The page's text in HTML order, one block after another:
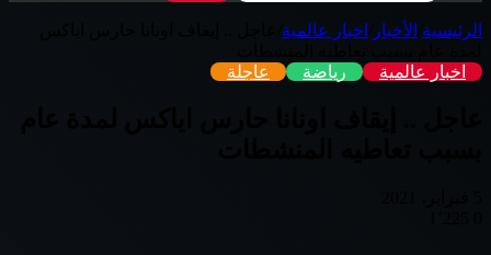
الرئيسية الأخبار اخبار عالمية
اخبار عالمية
رياضة عاجلة